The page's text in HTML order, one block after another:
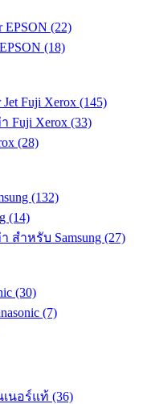
(22)
(18)
Fuji Xerox (145)
Fuji Xerox (33)
(28)
(132)
(14)
สำหรับ Samsung (27)
(30)
(7)
นอร์แท้ (36)